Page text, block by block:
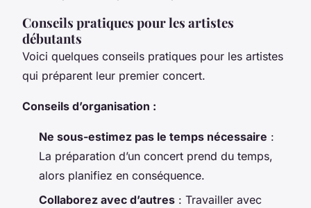
Conseils pratiques pour les artistes
débutants
Voici quelques conseils pratiques pour les artistes
qui préparent leur premier concert.
Conseils d’organisation :
Ne sous-estimez pas le temps nécessaire :
La préparation d’un concert prend du temps,
alors planifiez en conséquence.
Collaborez avec d’autres : Travailler avec